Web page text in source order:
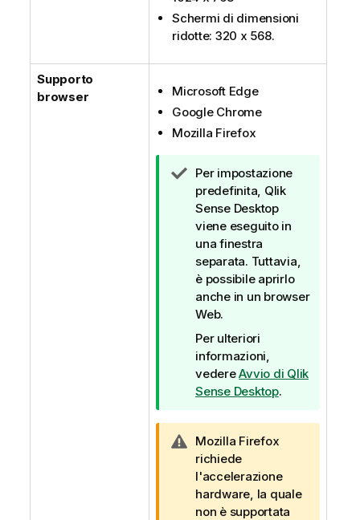
Schermi di dimensioni
ridotte: 320 x 568.
Supporto
browser
Microsoft Edge
Google Chrome
Mozilla Firefox
N
o
t
a
d
i
s
u
g
g
e
i
m
e
n
t
o
Per impostazione
predefinita, Qlik
Sense Desktop
viene eseguito in
una finestra
separata. Tuttavia,
è possibile aprirlo
anche in un browser
Web.
Per ulteriori
informazioni,
vedereAvvio di Qlik
Sense Desktop.
N
o
t
a
d
Mozilla Firefox
richiede
l'accelerazione
hardware, la quale
non è supportata